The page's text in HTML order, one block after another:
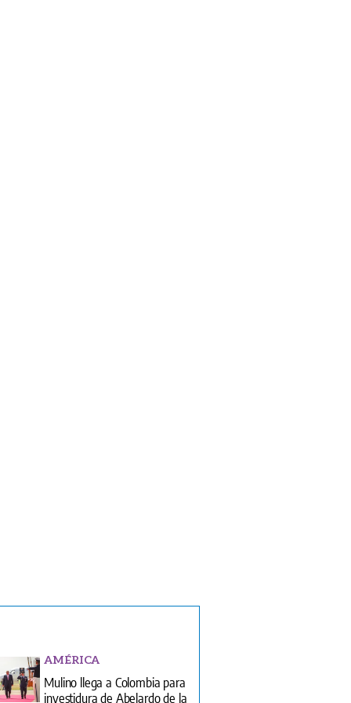
AMÉRICA
Mulino llega a Colombia para
investidura de Abelardo de la